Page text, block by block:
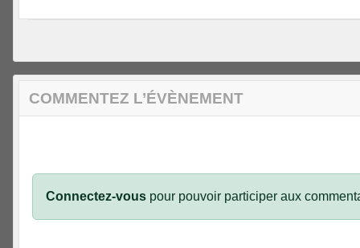
COMMENTEZ L’ÉVÈNEMENT
Connectez-vous pour pouvoir participer aux